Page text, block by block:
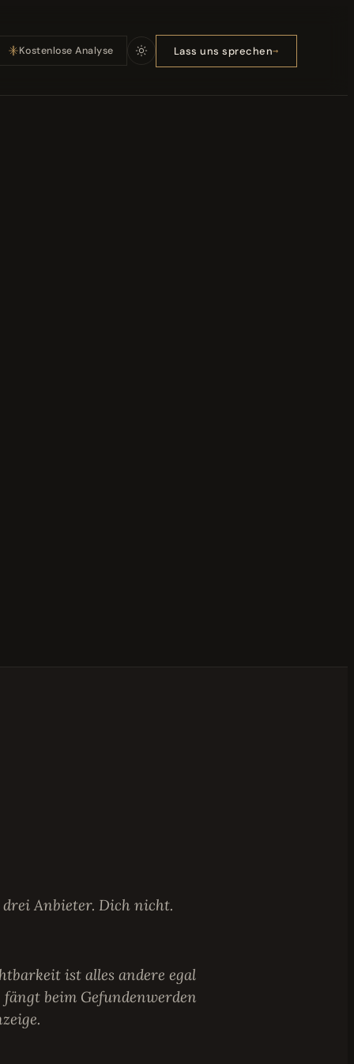
Kostenlose Analyse Lass uns sprechen
Anbieter. Dich nicht.
ist alles andere egal
beim Gefundenwerden